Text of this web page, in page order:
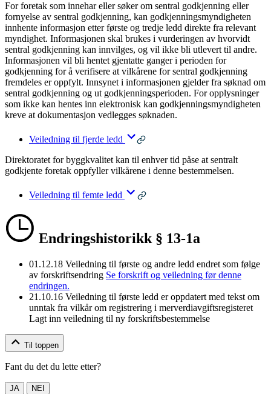
For foretak som innehar eller søker om sentral godkjenning eller
fornyelse av sentral godkjenning, kan godkjenningsmyndigheten
innhente informasjon etter første og tredje ledd direkte fra relevant
myndighet. Informasjonen skal brukes i vurderingen av hvorvidt
sentral godkjenning kan innvilges, og vil ikke bli utlevert til andre.
Informasjonen vil bli hentet gjentatte ganger i perioden for
godkjenning for å verifisere at vilkårene for sentral godkjenning
fremdeles er oppfylt. Innsynet i informasjonen gjelder fra søknad om
sentral godkjenning og ut godkjenningsperioden. For opplysninger
som ikke kan hentes inn elektronisk kan godkjenningsmyndigheten
kreve at dokumentasjon vedlegges søknaden.
Veiledning til fjerde ledd
Direktoratet for byggkvalitet kan til enhver tid påse at sentralt
godkjente foretak oppfyller vilkårene i denne bestemmelsen.
Veiledning til femte ledd
Endringshistorikk § 13-1a
01.12.18 Veiledning til første og andre ledd endret som følge
av forskriftsendring Se forskrift og veiledning før denne
endringen.
21.10.16 Veiledning til første ledd er oppdatert med tekst om
unntak fra vilkår om registrering i merverdiavgiftsregisteret
Lagt inn veiledning til ny forskriftsbestemmelse
Til toppen
Fant du det du lette etter?
JA NEI